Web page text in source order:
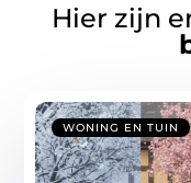
Hier zijn
WONING EN TUIN